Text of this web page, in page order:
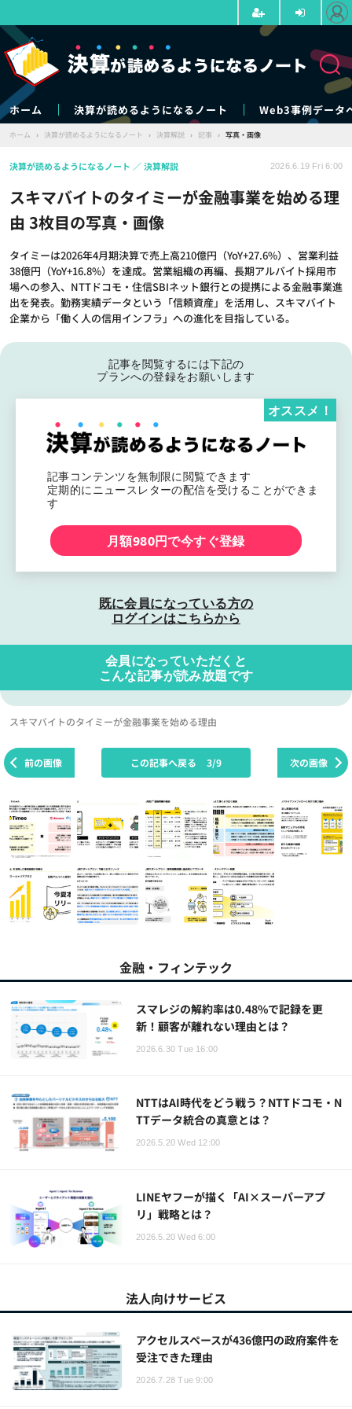
ホーム 決算が読めるようになるノート Web3事例データ
ホーム › 決算が読めるようになるノート › 決算解説 › 記事 › 写真・画像
スキマバイトのタイミーが金融事業を始める理
由 3枚目の写真・画像
タイミーは2026年4月期決算で売上高210億円（YoY+27.6%）、営業利益
38億円（YoY+16.8%）を達成。営業組織の再編、長期アルバイト採用市
場への参入、NTTドコモ・住信SBIネット銀行との提携による金融事業進
出を発表。勤務実績データという「信頼資産」を活用し、スキマバイト
企業から「働く人の信用インフラ」への進化を目指している。
決算が読めるようになるノート 決算解説 2026.6.19 Fri 6:00
記事を閲覧するには下記の
プランへの登録をお願いします
記事コンテンツを無制限に閲覧できます
定期的にニュースレターの配信を受けることができま
す
オススメ！
月額980円で今すぐ登録
既に会員になっている方の
ログインはこちらから
会員になっていただくと
こんな記事が読み放題です
スキマバイトのタイミーが金融事業を始める理由
前の画像 次の画像
この記事へ戻る 3/9
金融・フィンテック
スマレジの解約率は0.48%で記録を更
新！顧客が離れない理由とは？
2026.6.30 Tue 16:00
NTTはAI時代をどう戦う？NTTドコモ・N
TTデータ統合の真意とは？
2026.5.20 Wed 12:00
LINEヤフーが描く「AI×スーパーアプ
リ」戦略とは？
2026.5.20 Wed 6:00
法人向けサービス
アクセルスペースが436億円の政府案件を
受注できた理由
2026.7.28 Tue 9:00